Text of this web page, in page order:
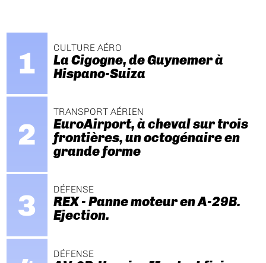
CULTURE AÉRO
La Cigogne, de Guynemer à
Hispano-Suiza
TRANSPORT AÉRIEN
EuroAirport, à cheval sur trois
frontières, un octogénaire en
grande forme
DÉFENSE
REX - Panne moteur en A-29B.
Ejection.
DÉFENSE